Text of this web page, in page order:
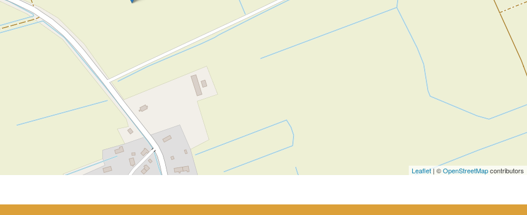
Leaflet | ©OpenStreetMapcontributors